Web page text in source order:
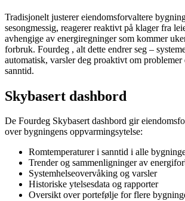
Tradisjonelt justerer eiendomsforvaltere
sesongmessig, reagerer reaktivt på klager fra
avhengige av energiregninger som kommer
forbruk. Fourdeg , alt dette endrer seg –
automatisk, varsler deg proaktivt om problemer
sanntid.
Skybasert dashbord
De Fourdeg Skybasert dashbord gir
over bygningens oppvarmingsytelse:
Romtemperaturer i sanntid i alle
Trender og sammenligninger av
Systemhelseovervåking og varsler
Historiske ytelsesdata og rapporter
Oversikt over portefølje for flere